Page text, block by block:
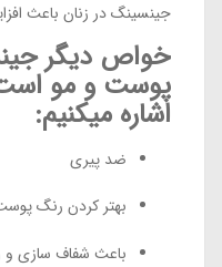
جینسینگ در زنان باعث
خواص دیگر
پوست و مو است
اشاره میکنیم:
ضد پیری
بهتر کردن رنگ
باعث شفاف سازی